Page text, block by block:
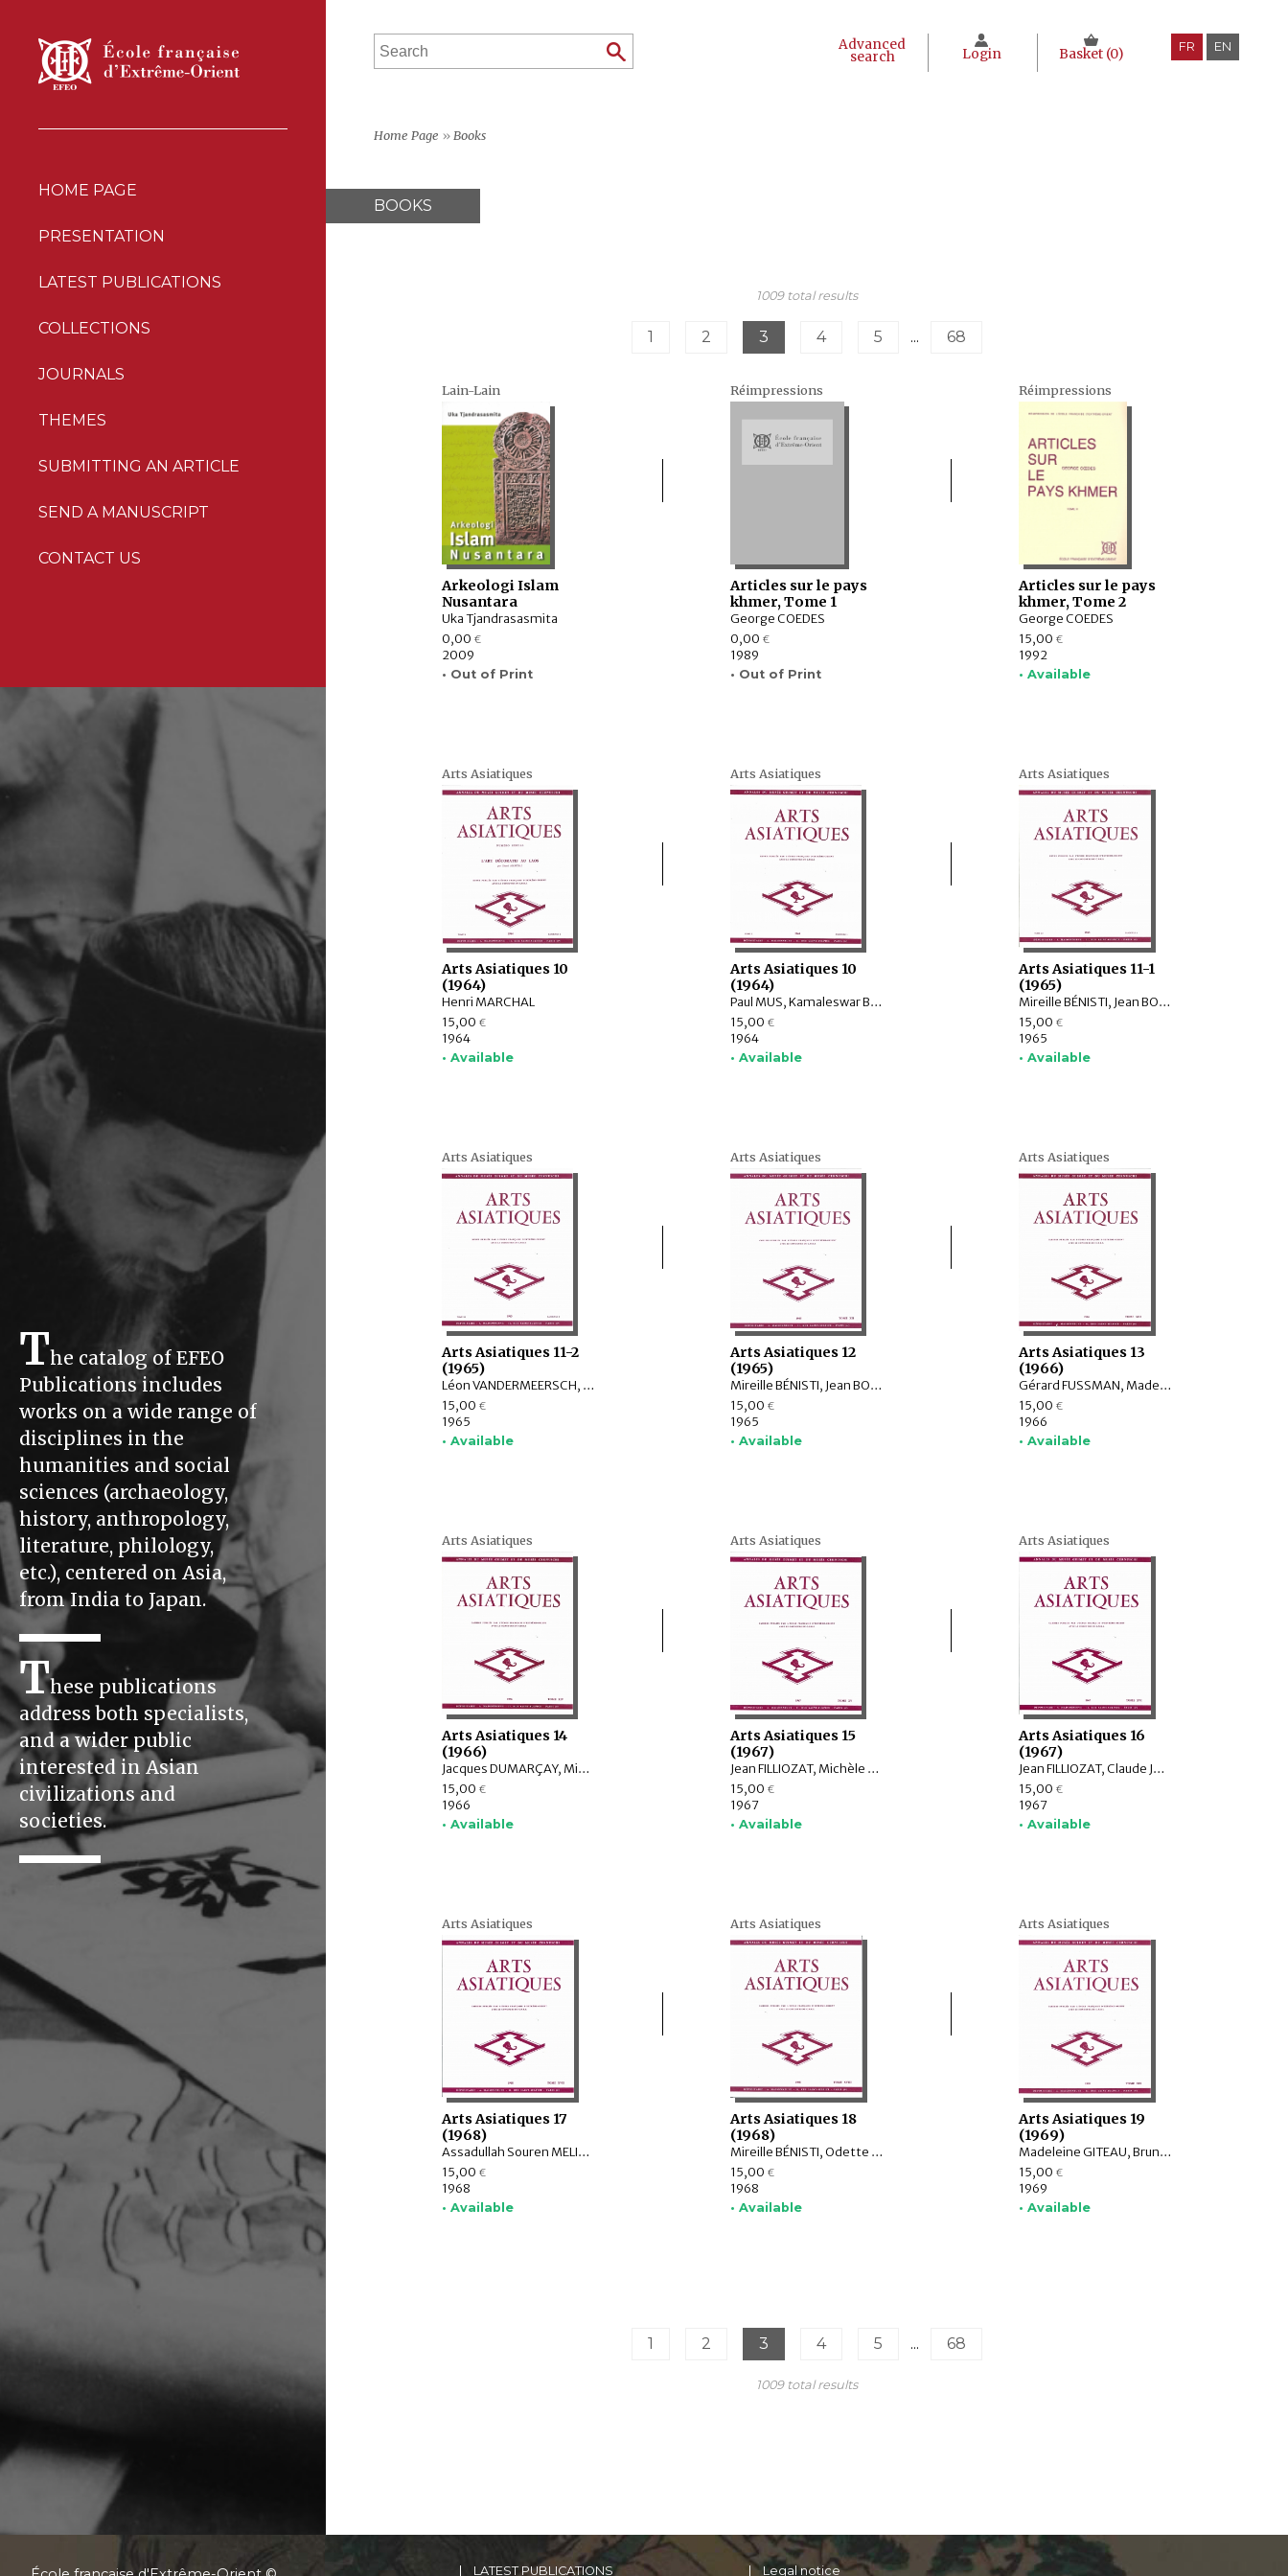
HOME PAGE
PRESENTATION
LATEST PUBLICATIONS
COLLECTIONS
JOURNALS
THEMES
SUBMITTING AN ARTICLE
SEND A MANUSCRIPT
CONTACT US
The catalog of EFEO
Publications includes
works on a wide range of
disciplines in the
humanities and social
sciences (archaeology,
history, anthropology,
literature, philology,
etc.), centered on Asia,
from India to Japan.
These publications
address both specialists,
and a wider public
interested in Asian
civilizations and
societies.
Advanced
search Login Basket (0) FR EN
Home Page » Books
BOOKS
1009 total results
1 2 3 4 5 ... 68
Lain-Lain
Arkeologi Islam
Nusantara
Uka Tjandrasasmita
0,00 €
2009
• Out of Print
Réimpressions
Articles sur le pays
khmer, Tome 1
George COEDES
0,00 €
1989
• Out of Print
Réimpressions
Articles sur le pays
khmer, Tome 2
George COEDES
15,00 €
1992
• Available
Arts Asiatiques
Arts Asiatiques 10
(1964)
Henri MARCHAL
15,00 €
1964
• Available
Arts Asiatiques
Arts Asiatiques 10
(1964)
Paul MUS, Kamaleswar BHATTACHARYA, Marie-Thérèse De MALLMANN, R.C. AGRAWALA, Roman GHIRSCHMAN, Klaus FISCHER, N.R. BANERJEE, Arion ROŞU
15,00 €
1964
• Available
Arts Asiatiques
Arts Asiatiques 11-1
(1965)
Mireille BÉNISTI, Jean BOISSELIER, Jeannine AUBOYER, Marie-Thérèse De MALLMANN, Louis BEZACIER, Paul MONIÉ, Claude CAHEN
15,00 €
1965
• Available
Arts Asiatiques
Arts Asiatiques 11-2
(1965)
Léon VANDERMEERSCH, Kamaleswar BHATTACHARYA, Marguerite E. ADICEAM, Roman GHIRSCHMAN, J.-S. NIGAM, Madeleine HALLADE, Mario BUSSAGLI
15,00 €
1965
• Available
Arts Asiatiques
Arts Asiatiques 12
(1965)
Mireille BÉNISTI, Jean BOISSELIER, André BAREAU, Marguerite E. ADICEAM, Ivan STCHOUKINE, R.C. AGRAWALA, N.P. Joshi, K. Krishna Murthy
15,00 €
1965
• Available
Arts Asiatiques
Arts Asiatiques 13
(1966)
Gérard FUSSMAN, Madeleine GITEAU, Marguerite E. ADICEAM, Roman GHIRSCHMAN, M.J. STEVE, Jean NAUDOU, B.N. GOSWAMY, Kamalesvar GOSWAMY
15,00 €
1966
• Available
Arts Asiatiques
Arts Asiatiques 14
(1966)
Jacques DUMARÇAY, Michel SOYMIÉ, Pierre RYCKMANS, Rita H. RÉGNIER, Ivan STCHOUKINE
15,00 €
1966
• Available
Arts Asiatiques
Arts Asiatiques 15
(1967)
Jean FILLIOZAT, Michèle Pirazzoli-t'Serstevens, Marie-Thérèse De MALLMANN, Ivan STCHOUKINE, Roman GHIRSCHMAN
15,00 €
1967
• Available
Arts Asiatiques
Arts Asiatiques 16
(1967)
Jean FILLIOZAT, Claude JACQUES, Assadullah Souren MELIKIAN-CHIRVANI, Madeleine GITEAU, Michel SOYMIÉ, Sachchidanand SAHAI, André BAREAU, V.P. DWIVEDI
15,00 €
1967
• Available
Arts Asiatiques
Arts Asiatiques 17
(1968)
Assadullah Souren MELIKIAN-CHIRVANI, Jean BOULBET, Bruno DAGENS, Marguerite E. ADICEAM, Ivan STCHOUKINE, Krishna RIBOUD, Roman GHIRSCHMAN, Gabriel VIAL
15,00 €
1968
• Available
Arts Asiatiques
Arts Asiatiques 18
(1968)
Mireille BÉNISTI, Odette VIENNOT, Albert LE BONHEUR, Germaine GUILLAUME, Ahmad Ali MOTAMEDI, Lennart EDELBERG, M.S. NAGARAJA RAO, Dr. SOEKMONO
15,00 €
1968
• Available
Arts Asiatiques
Arts Asiatiques 19
(1969)
Madeleine GITEAU, Bruno DAGENS, Marguerite E. ADICEAM, Ivan STCHOUKINE, Shaïbaï MOSTAMINDI, Mariella MOSTAMINDI, Philippe GOUIN, James C. HARLE, Louis HAMBIS
15,00 €
1969
• Available
1 2 3 4 5 ... 68
1009 total results
LATEST PUBLICATIONS Legal notice